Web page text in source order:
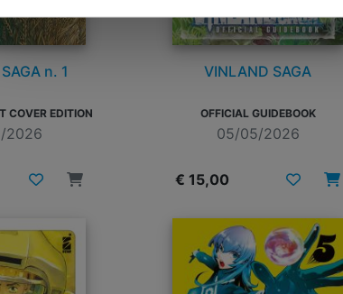
n. 1
COVER EDITION
2026
VINLAND SAGA
OFFICIAL GUIDEBOOK
05/05/2026
€ 15,00